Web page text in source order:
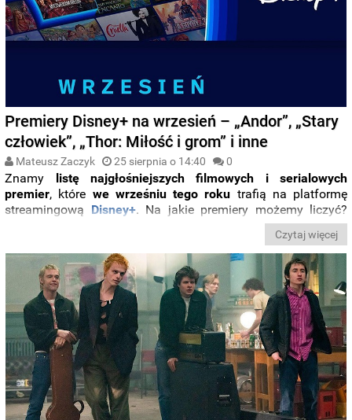
Premiery Disney+ na wrzesień – „Andor”, „Stary
człowiek”, „Thor: Miłość i grom” i inne
Mateusz Zaczyk 25 sierpnia o 14:40 0
Znamy listę najgłośniejszych filmowych i serialowych
premier, które we wrześniu tego roku trafią na platformę
streamingową Disney+. Na jakie premiery możemy liczyć?
co obejrzeć w Disney+ we wrześniu.
Czytaj więcej